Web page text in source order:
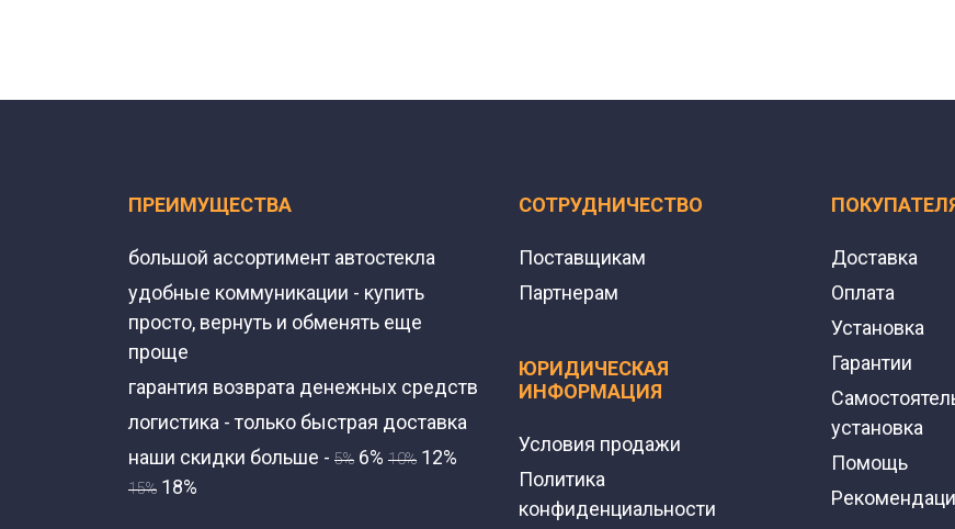
ПРЕИМУЩЕСТВА
большой ассортимент автостекла
удобные коммуникации - купить
просто, вернуть и обменять еще
проще
гарантия возврата денежных средств
логистика - только быстрая доставка
наши скидки больше - 5% 6% 10% 12%
15% 18%
СОТРУДНИЧЕСТВО
Поставщикам
Партнерам
ЮРИДИЧЕСКАЯ
ИНФОРМАЦИЯ
Условия продажи
Политика
конфиденциальности
Доставка
Оплата
Установка
Гарантии
установка
Помощь